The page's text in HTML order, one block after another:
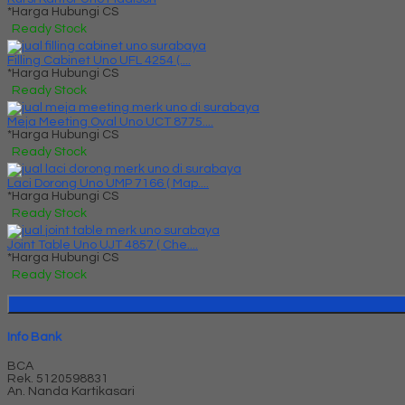
*Harga Hubungi CS
Ready Stock
Filling Cabinet Uno UFL 4254 (....
*Harga Hubungi CS
Ready Stock
Meja Meeting Oval Uno UCT 8775....
*Harga Hubungi CS
Ready Stock
Laci Dorong Uno UMP 7166 ( Map....
*Harga Hubungi CS
Ready Stock
Joint Table Uno UJT 4857 ( Che....
*Harga Hubungi CS
Ready Stock
Info Bank
BCA
Rek. 5120598831
An. Nanda Kartikasari